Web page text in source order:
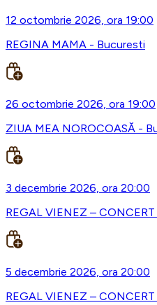
12 octombrie 2026, ora 19:00
REGINA MAMA - Bucuresti
26 octombrie 2026, ora 19:00
ZIUA MEA NOROCOASĂ -
3 decembrie 2026, ora 20:00
REGAL VIENEZ –
5 decembrie 2026, ora 20:00
REGAL VIENEZ –